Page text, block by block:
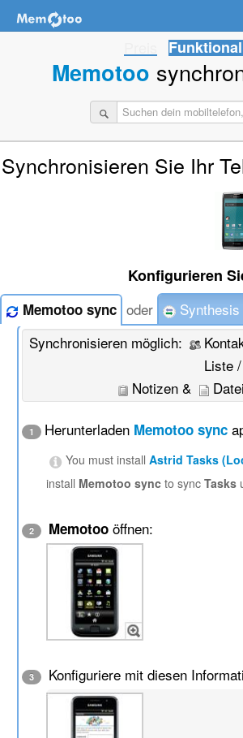
Memotoo
Synchronisieren Sie Ihr
Konfigurieren
Memotoo sync oder
Synchronisieren möglich:
Liste
Notizen &
1 Herunterladen Memotoo sync
You must installAstrid Tasks
install Memotoo sync to syncTasks
2 Memotoo öffnen:
3 Konfiguriere mit diesen